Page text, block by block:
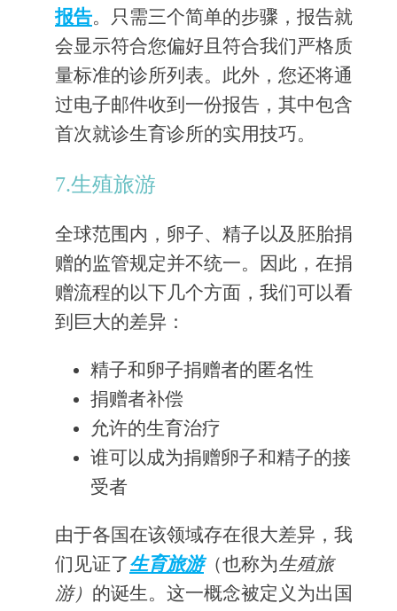
报告。只需三个简单的步骤，报告就
会显示符合您偏好且符合我们严格质
量标准的诊所列表。此外，您还将通
过电子邮件收到一份报告，其中包含
首次就诊生育诊所的实用技巧。
7.生殖旅游
全球范围内，卵子、精子以及胚胎捐
赠的监管规定并不统一。因此，在捐
赠流程的以下几个方面，我们可以看
到巨大的差异：
精子和卵子捐赠者的匿名性
捐赠者补偿
允许的生育治疗
谁可以成为捐赠卵子和精子的接
受者
由于各国在该领域存在很大差异，我
们见证了生育旅游（也称为生殖旅
游） 的诞生。这一概念被定义为出国